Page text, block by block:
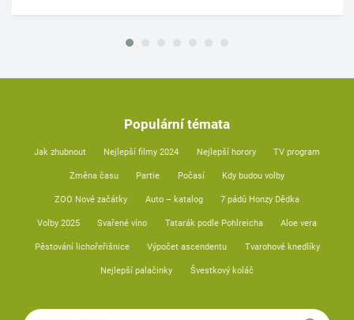
Populární témata
Jak zhubnout Nejlepší filmy 2024 Nejlepší horory TV program
Změna času Partie Počasí Kdy budou volby
ZOO Nové začátky Auto – katalog 7 pádů Honzy Dědka
Volby 2025 Svařené víno Tatarák podle Pohlreicha Aloe vera
Pěstování lichořeřišnice Výpočet ascendentu Tvarohové knedlíky
Nejlepší palačinky Švestkový koláč